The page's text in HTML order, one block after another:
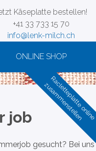
Käseplatte bestellen!
+41 33 733 15 70
info@lenk-milch.ch
ONLINE SHOP
job
gesucht? Bei uns
Racletteplatte
zusammenstellen